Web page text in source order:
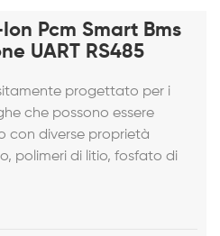
Pcm Smart Bms
UART RS485
progettato per i
che possono essere
con diverse proprietà
polimeri di litio, fosfato di